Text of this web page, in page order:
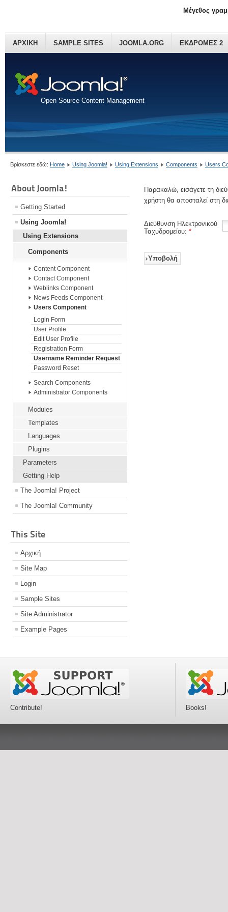
Open Source Content Management
ΑΡΧΙΚΗ SAMPLE SITES JOOMLA.ORG ΕΚΔΡΟΜΕΣ 2
Μέγεθος
Βρίσκεστε εδώ: Home Using Joomla! Using Extensions Components Users
About Joomla!
Getting Started
Using Joomla!
Using Extensions
Components
Content Component
Contact Component
Weblinks Component
News Feeds Component
Users Component
Login Form
User Profile
Edit User Profile
Registration Form
Username Reminder Request
Password Reset
Search Components
Administrator Components
Modules
Templates
Languages
Plugins
Parameters
Getting Help
The Joomla! Project
The Joomla! Community
This Site
Αρχική
Site Map
Login
Sample Sites
Site Administrator
Example Pages
Παρακαλώ, εισάγετε τη
χρήστη θα αποσταλεί στη
Διεύθυνση Ηλεκτρονικού
Ταχυδρομείου: *
Υποβολή
Contribute! Books!